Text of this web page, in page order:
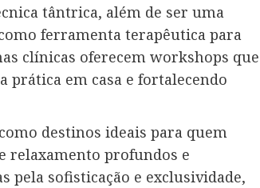
tântrica, além de ser uma
ferramenta terapêutica para
clínicas oferecem workshops que
prática em casa e fortalecendo
destinos ideais para quem
relaxamento profundos e
pela sofisticação e exclusividade,